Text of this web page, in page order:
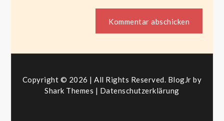
Copyright © 2026 | All Rights Reserved. BlogJr by
Shark Themes | Datenschutzerklärung